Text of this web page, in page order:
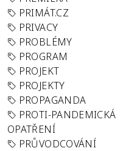
PRIMÁT.CZ
PRIVACY
PROBLÉMY
PROGRAM
PROJEKT
PROJEKTY
PROPAGANDA
PROTI-PANDEMICKÁ
OPATŘENÍ
PRŮVODCOVÁNÍ